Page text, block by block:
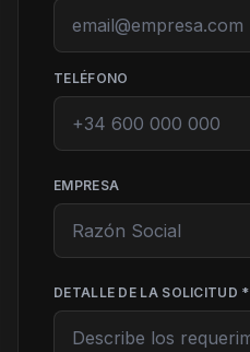
TELÉFONO
EMPRESA
DETALLE DE LA SOLICITUD *